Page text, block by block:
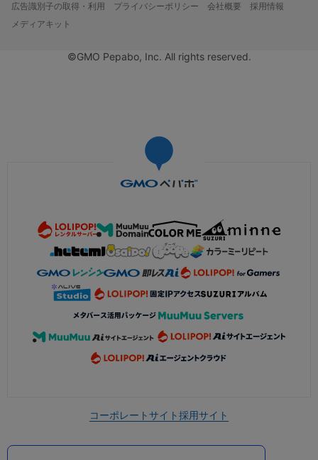
広告識別子の取得・利用
プライバシーポリシー 会社概要
採用情報
メディアキット
©GMO Pepabo, Inc. All rights reserved.
コーポレートサイト採用サイト